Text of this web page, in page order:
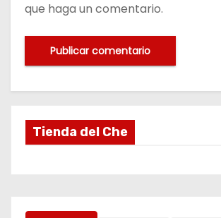
que haga un comentario.
Tienda del Che